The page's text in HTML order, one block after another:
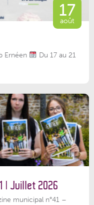
17
août
Ernéen
Du 17 au 21
| Juillet 2026
municipal n°41 –